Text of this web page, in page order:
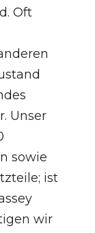
Oft
Unser
sowie
ist
wir